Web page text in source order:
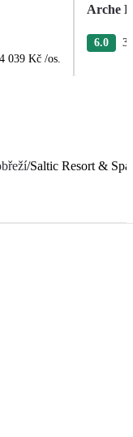
4 039 Kč /os.
Arche
6.0 3
/Saltic Resort &